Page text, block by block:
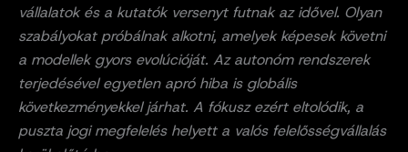
vállalatok és a kutatók versenyt futnak az idővel. Olyan
szabályokat próbálnak alkotni, amelyek képesek követni
a modellek gyors evolúcióját. Az autonóm rendszerek
terjedésével egyetlen apró hiba is globális
következményekkel járhat. A fókusz ezért eltolódik, a
puszta jogi megfelelés helyett a valós felelősségvállalás